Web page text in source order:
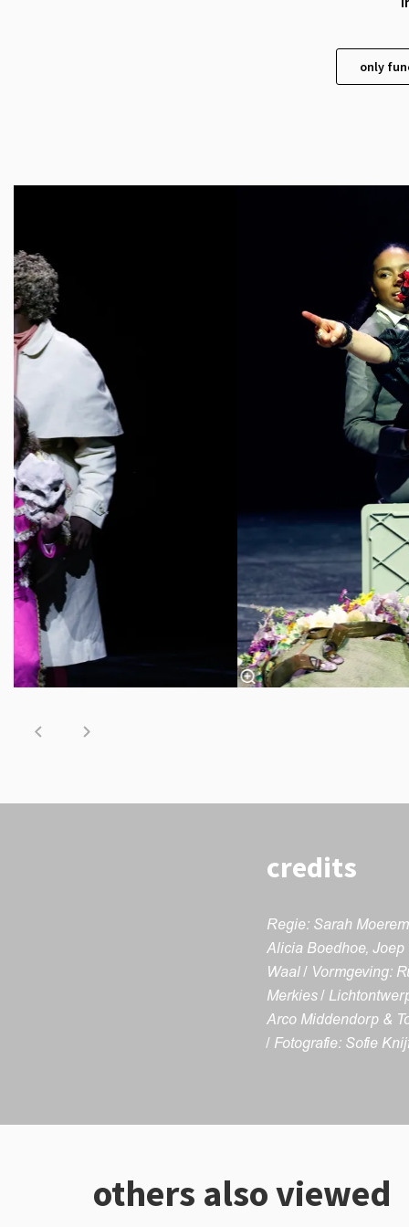
only
credits
Regie: Sarah
Alicia Boedhoe,
Waal / Vormgeving:
Merkies /
Arco Middendorp &
/ Fotografie: Sofie
others also viewed